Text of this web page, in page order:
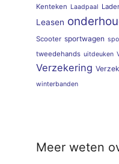
Kenteken Laadpaal
Leasen
Scooter sportwagen
tweedehands uitdeuken
Verzekering
winterbanden
Meer weten